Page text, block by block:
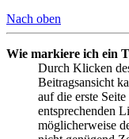
Nach oben
Wie markiere ich ein
Durch Klicken
Beitragsansicht
auf die erste
entsprechenden
möglicherweise